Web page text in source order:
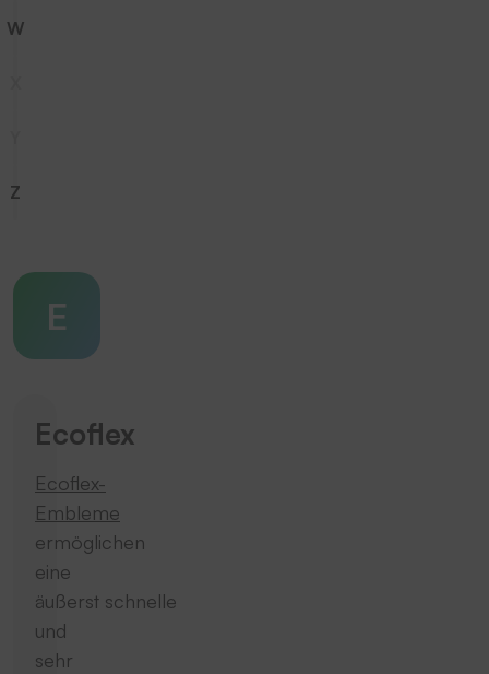
W
Z
E
Ecoflex
Ecoflex-
Embleme
ermöglichen
eine
äußerst schnelle
und
sehr